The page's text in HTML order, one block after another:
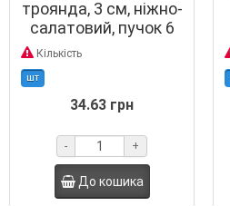
троянда, 3 см, ніжно-
салатовий, пучок 6
Кількість
шт
34.63 грн
- +
До кошика